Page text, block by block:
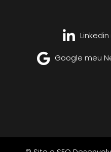
Linkedin
Google meu